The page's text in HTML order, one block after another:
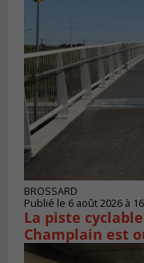
BROSSARD
Publié le 6 août 2026 à
La piste
Champlain est